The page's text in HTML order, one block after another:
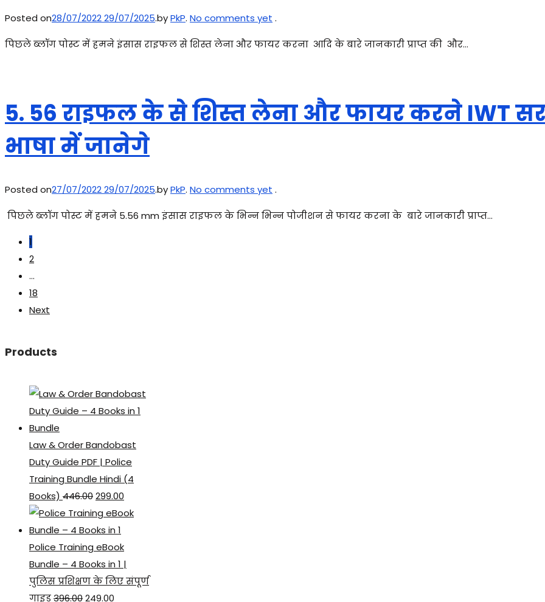
Posted on28/07/202229/07/2025.byPkP. No comments yet .
पिछले ब्लॉग पोस्ट में हमने इंसास राइफल से शिस्त लेना और फायर करना आदि के बारे जानकारी प्राप्त की और…
5. 56 राइफल के से शिस्त लेना और फायर करने IWT
भाषा में जानेगे
Posted on27/07/202229/07/2025.byPkP. No comments yet .
पिछले ब्लॉग पोस्ट में हमने 5.56 mm इंसास राइफल के भिन्न भिन्न पोजीशन से फायर करना के बारे जानकारी प्राप्त…
Posts
pagination
1
2
…
18
Next
Products
Law & Order Bandobast
Duty Guide PDF | Police
Training Bundle Hindi (4
Books) 446.00Original
price
was:
₹446.00.
299.00
price
₹299.00.
Police Training eBook
Bundle – 4 Books in 1 |
पुलिस प्रशिक्षण के लिए संपूर्ण
गाइड396.00Original
249.00